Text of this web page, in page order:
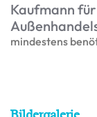
Kaufmann
mindestens